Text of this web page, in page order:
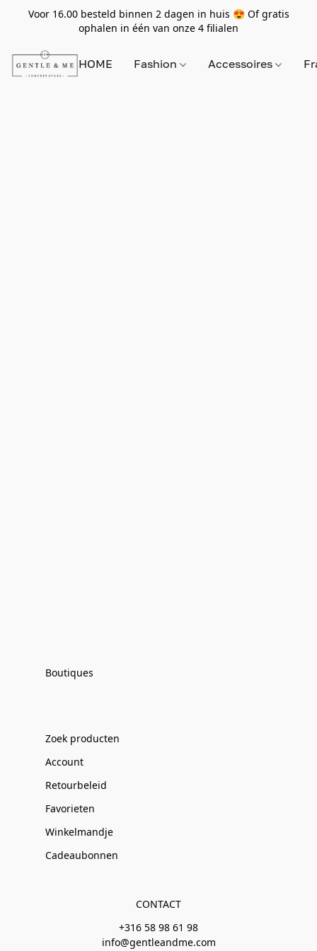
Voor 16.00 besteld binnen 2 dagen in huis 😍 Of gratis
ophalen in één van onze 4 filialen
HOME Fashion Accessoires
Boutiques
Zoek producten
Account
Retourbeleid
Favorieten
Winkelmandje
Cadeaubonnen
CONTACT
+316 58 98 61 98
info@gentleandme.com